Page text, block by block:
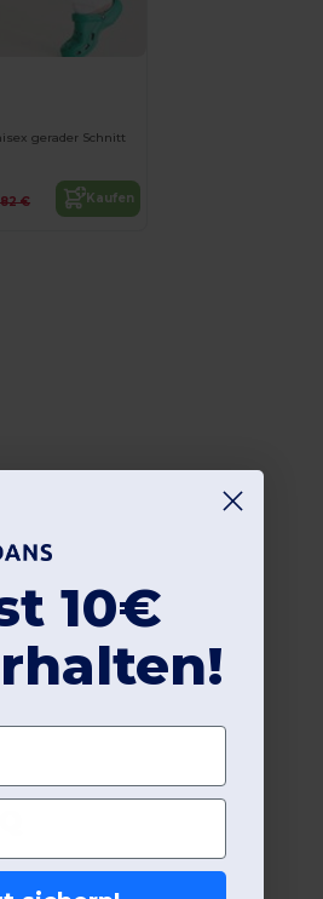
gerader Schnitt
€ Kaufen
10€